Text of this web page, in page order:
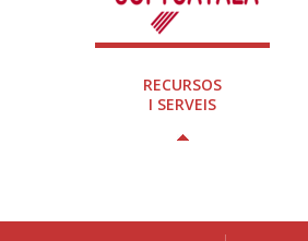
RECURSOS
I SERVEIS